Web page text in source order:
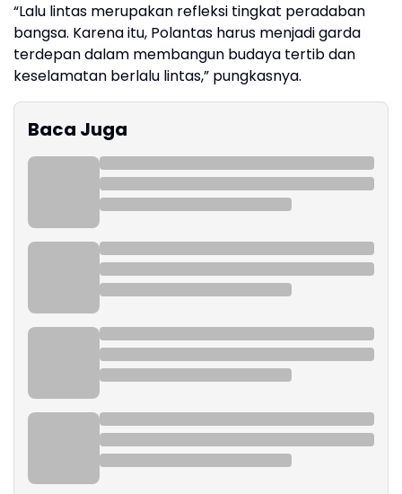
“Lalu lintas merupakan refleksi tingkat peradaban
bangsa. Karena itu, Polantas harus menjadi garda
terdepan dalam membangun budaya tertib dan
keselamatan berlalu lintas,” pungkasnya.
Baca Juga